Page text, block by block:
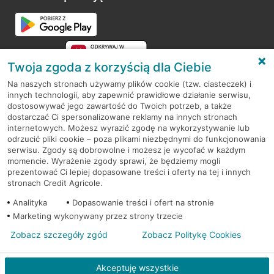
RODO
Regulamin serwisu
Mapa serwisu
PolitykaCookies
© 2026 Credit Agricole Bank Polska S.A. Wszelkie prawa zastrzeżone
Twoja zgoda z korzyścią dla Ciebie
Na naszych stronach używamy plików cookie (tzw. ciasteczek) i
innych technologii, aby zapewnić prawidłowe działanie serwisu,
dostosowywać jego zawartość do Twoich potrzeb, a także
dostarczać Ci spersonalizowane reklamy na innych stronach
internetowych. Możesz wyrazić zgodę na wykorzystywanie lub
odrzucić pliki cookie – poza plikami niezbędnymi do funkcjonowania
serwisu. Zgody są dobrowolne i możesz je wycofać w każdym
momencie. Wyrażenie zgody sprawi, że będziemy mogli
prezentować Ci lepiej dopasowane treści i oferty na tej i innych
stronach Credit Agricole.
Analityka
Dopasowanie treści i ofert na stronie
Marketing wykonywany przez strony trzecie
Akceptuję wszystkie
Zobacz szczegóły zgód Zobacz Politykę Cookies